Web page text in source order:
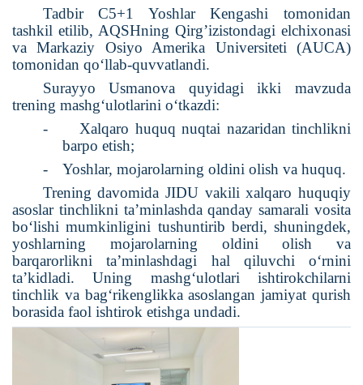
Tadbir C5+1 Yoshlar Kengashi tomonidan
tashkil etilib, AQSHning Qirg’izistondagi elchixonasi
va Markaziy Osiyo Amerika Universiteti (AUCA)
tomonidan qo‘llab-quvvatlandi.
Surayyo Usmanova quyidagi ikki mavzuda
trening mashg‘ulotlarini o‘tkazdi:
-
Xalqaro huquq nuqtai nazaridan tinchlikni
barpo etish;
-
Yoshlar, mojarolarning oldini olish va huquq.
Trening davomida JIDU vakili xalqaro huquqiy
asoslar tinchlikni ta’minlashda qanday samarali vosita
bo‘lishi mumkinligini tushuntirib berdi, shuningdek,
yoshlarning mojarolarning oldini olish va
barqarorlikni ta’minlashdagi hal qiluvchi o‘rnini
ta’kidladi.Uning mashg‘ulotlari ishtirokchilarni
tinchlik va bag‘rikenglikka asoslangan jamiyat qurish
borasida faol ishtirok etishga undadi.